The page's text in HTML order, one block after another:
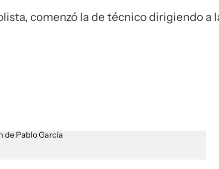
comenzó la de técnico dirigiendo a